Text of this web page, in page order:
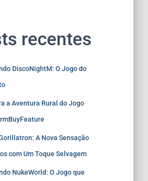
recentes
DiscoNightM: O Jogo do
a Aventura Rural do Jogo
A Nova Sensação
com Um Toque Selvagem
NukeWorld: O Jogo que